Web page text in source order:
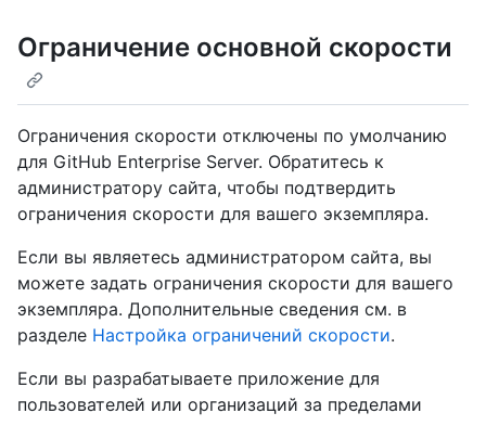
Ограничение основной скорости
Ограничения скорости отключены по умолчанию
для GitHub Enterprise Server. Обратитесь к
администратору сайта, чтобы подтвердить
ограничения скорости для вашего экземпляра.
Если вы являетесь администратором сайта, вы
можете задать ограничения скорости для вашего
экземпляра. Дополнительные сведения см. в
разделе Настройка ограничений скорости.
Если вы разрабатываете приложение для
пользователей или организаций за пределами